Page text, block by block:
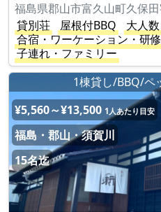
福島県郡山市富久山町久保
貸別荘
屋根付BBQ
大人数
合宿・ワーケーション・研修
子連れ・ファミリー
1棟貸し/BBQ/ペ
¥5,560～¥13,500 1人あたり目安
福島・郡山・須賀川
15名迄